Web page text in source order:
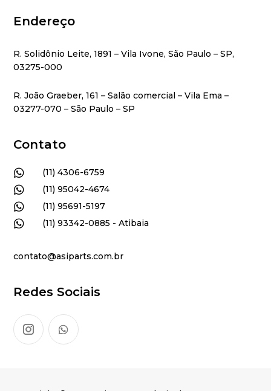
Endereço
R. Solidônio Leite, 1891 – Vila Ivone, São Paulo – SP,
03275-000
R. João Graeber, 161 – Salão comercial – Vila Ema –
03277-070 – São Paulo – SP
Contato
 (11) 4306-6759
 (11) 95042-4674
 (11) 95691-5197
 (11) 93342-0885 - Atibaia
contato@asiparts.com.br
Redes Sociais